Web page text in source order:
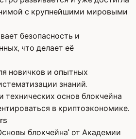
с крупнейшими мировыми
безопасность и
что делает её
новичков и опытных
знаний.
основ блокчейна
в криптоэкономике.
блокчейна' от Академии